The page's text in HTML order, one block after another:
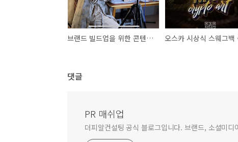
브랜드 빌드업을 위한 콘텐츠 기획 3가지 포인트!
댓글
PR 매쉬업
더피알컨설팅 공식 블로그입니다. 브랜드, 소셜미